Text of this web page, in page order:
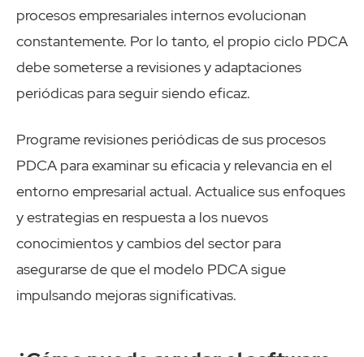
procesos empresariales internos evolucionan
constantemente. Por lo tanto, el propio ciclo PDCA
debe someterse a revisiones y adaptaciones
periódicas para seguir siendo eficaz.
Programe revisiones periódicas de sus procesos
PDCA para examinar su eficacia y relevancia en el
entorno empresarial actual. Actualice sus enfoques
y estrategias en respuesta a los nuevos
conocimientos y cambios del sector para
asegurarse de que el modelo PDCA sigue
impulsando mejoras significativas.